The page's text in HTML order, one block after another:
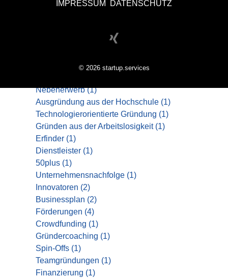
Nebenerwerb(1)
Ausgründung aus der Hochschule (1)
Technologierorientierte Gründung (1)
Gründen aus der Arbeitslosigkeit (1)
Erfinder (1)
Dienstleister (1)
50plus (1)
Unternehmensnachfolge (1)
Innovatoren (2)
Businessplan (2)
Förderungen (4)
Crowdfunding (1)
Gründercoaching (1)
Spin-Offs (1)
Teamgründungen (1)
Finanzierung (1)
IMPRESSUM DATENSCHUTZ
© 2026 startup.services